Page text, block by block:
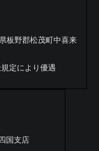
板野郡松茂町中喜来
定により優遇
国支店